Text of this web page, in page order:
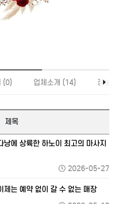
(0) 업체소개 (14) 정보
제목
낭에 상륙한 하노이 최고의 마사지
2026-05-27
제는 예약 없이 갈 수 없는 매장